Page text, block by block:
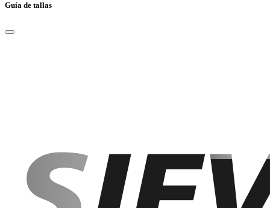
Guía de tallas